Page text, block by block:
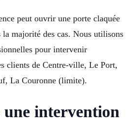
peut ouvrir une porte claquée
la majorité des cas. Nous utilisons
pour intervenir
clients de Centre-ville, Le Port,
La Couronne (limite).
une intervention